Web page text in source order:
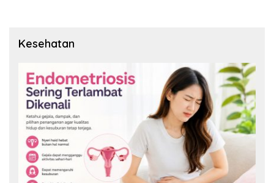
Kesehatan